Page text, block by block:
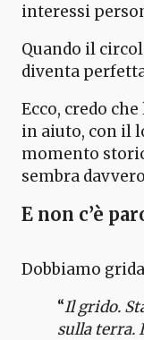
interessi
Quando il
diventa
Ecco, credo
in aiuto, con il
momento
sembra
E non c’è
Dobbiamo
“Il grido.
sulla terra.